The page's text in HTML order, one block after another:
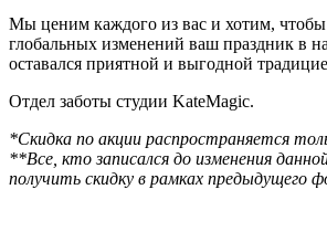
Мы ценим каждого из вас и хотим,
глобальных изменений ваш праздник в
оставался приятной и выгодной
Отдел заботы студии KateMagic.
*Скидка по акции распространяется
**Все, кто записался до изменения
получить скидку в рамках предыдущего